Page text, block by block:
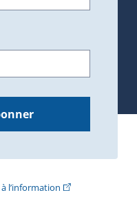
s'ouvrira dans une
à l’information(Cet hyperlien